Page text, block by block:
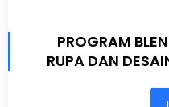
PROGRAM
RUPA DAN